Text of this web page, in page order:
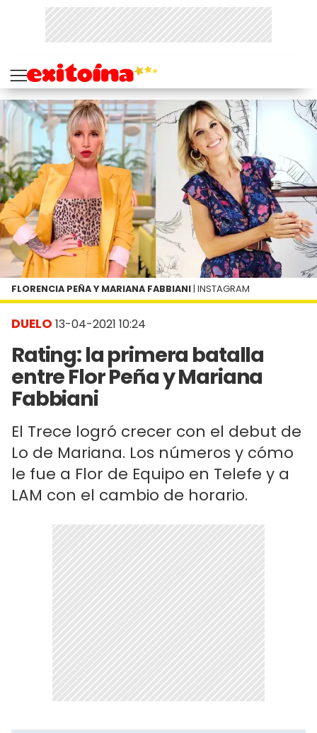
DUELO 13-04-2021 10:24
Rating: la primera batalla
entre Flor Peña y Mariana
Fabbiani
El Trece logró crecer con el debut de
Lo de Mariana. Los números y cómo
le fue a Flor de Equipo en Telefe y a
LAM con el cambio de horario.
FLORENCIA PEÑA Y MARIANA FABBIANI | INSTAGRAM